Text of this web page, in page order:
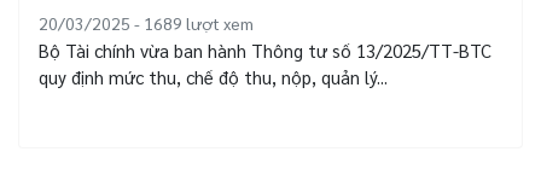
20/03/2025 - 1689 lượt xem
Bộ Tài chính vừa ban hành Thông tư số 13/2025/TT-BTC
quy định mức thu, chế độ thu, nộp, quản lý...